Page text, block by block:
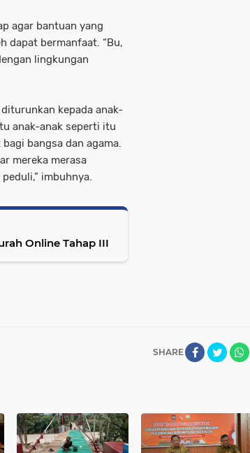
agar bantuan yang
dapat bermanfaat. “Bu,
lingkungan
kepada anak-
anak-anak seperti itu
bangsa dan agama.
mereka merasa
imbuhnya.
Online Tahap III
SHARE